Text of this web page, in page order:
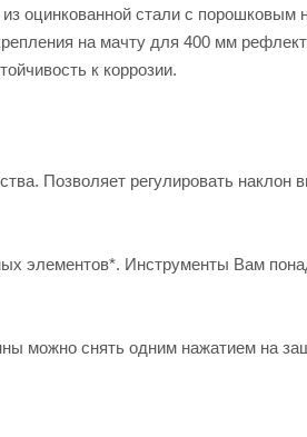
оцинкованной стали с порошковым
на мачту для 400 мм
к коррозии.
Позволяет регулировать наклон
элементов*. Инструменты Вам
можно снять одним нажатием на